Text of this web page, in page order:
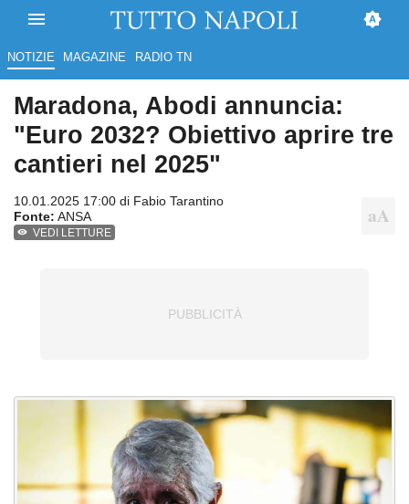
NOTIZIE MAGAZINE RADIO TN
Maradona, Abodi annuncia:
"Euro 2032? Obiettivo aprire tre
cantieri nel 2025"
10.01.2025 17:00 di Fabio Tarantino
Fonte: ANSA
VEDI LETTURE